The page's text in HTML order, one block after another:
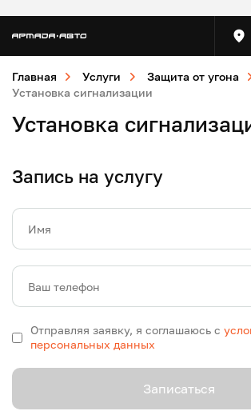
Главная Услуги
Защита от угона
Установка сигнализации
Установка
Запись на услугу
Имя
Ваш телефон
Отправляя заявку, я соглашаюсь с
персональных данных
Записаться